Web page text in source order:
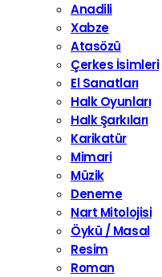
Anadili
Xabze
Atasözü
Çerkes İsimleri
El Sanatları
Halk Oyunları
Halk Şarkıları
Karikatür
Mimari
Müzik
Deneme
Nart Mitolojisi
Öykü / Masal
Resim
Roman